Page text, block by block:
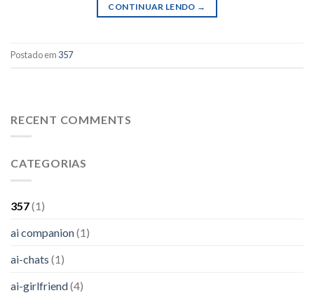
CONTINUAR LENDO →
Postado em 357
RECENT COMMENTS
CATEGORIAS
357(1)
ai companion(1)
ai-chats (1)
ai-girlfriend(4)